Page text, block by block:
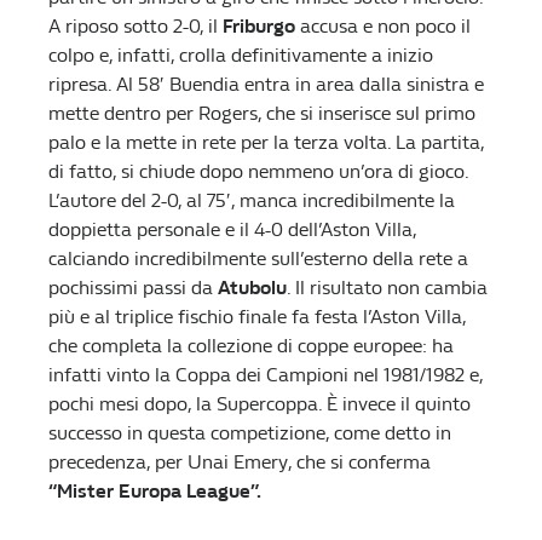
A riposo sotto 2-0, il Friburgo accusa e non poco il
colpo e, infatti, crolla definitivamente a inizio
ripresa. Al 58′ Buendia entra in area dalla sinistra e
mette dentro per Rogers, che si inserisce sul primo
palo e la mette in rete per la terza volta. La partita,
di fatto, si chiude dopo nemmeno un’ora di gioco.
L’autore del 2-0, al 75′, manca incredibilmente la
doppietta personale e il 4-0 dell’Aston Villa,
calciando incredibilmente sull’esterno della rete a
pochissimi passi da Atubolu. Il risultato non cambia
più e al triplice fischio finale fa festa l’Aston Villa,
che completa la collezione di coppe europee: ha
infatti vinto la Coppa dei Campioni nel 1981/1982 e,
pochi mesi dopo, la Supercoppa. È invece il quinto
successo in questa competizione, come detto in
precedenza, per Unai Emery, che si conferma
“Mister Europa League”.